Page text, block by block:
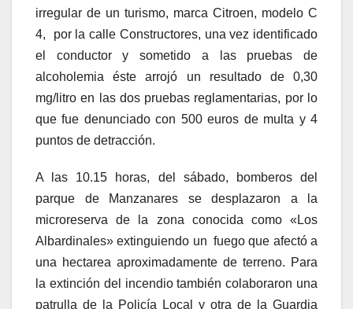
irregular de un turismo, marca Citroen, modelo C
4, por la calle Constructores, una vez identificado
el conductor y sometido a las pruebas de
alcoholemia éste arrojó un resultado de 0,30
mg/litro en las dos pruebas reglamentarias, por lo
que fue denunciado con 500 euros de multa y 4
puntos de detracción.
A las 10.15 horas, del sábado, bomberos del
parque de Manzanares se desplazaron a la
microreserva de la zona conocida como «Los
Albardinales» extinguiendo un fuego que afectó a
una hectarea aproximadamente de terreno. Para
la extinción del incendio también colaboraron una
patrulla de la Policía Local y otra de la Guardia